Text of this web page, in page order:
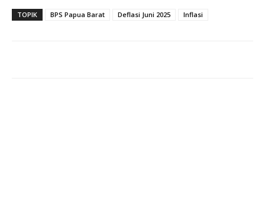
TOPIK BPS Papua Barat Deflasi Juni 2025 Inflasi